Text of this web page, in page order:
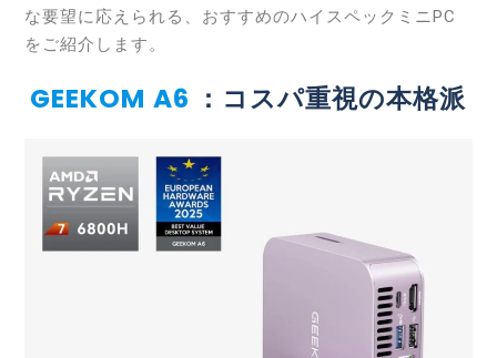
な要望に応えられる、おすすめのハイスペックミニPC
をご紹介します。
GEEKOM A6 ：コスパ重視の本格派